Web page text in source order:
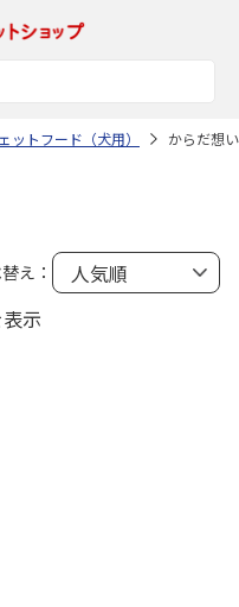
ットフード（犬用） からだ想い
え：
示